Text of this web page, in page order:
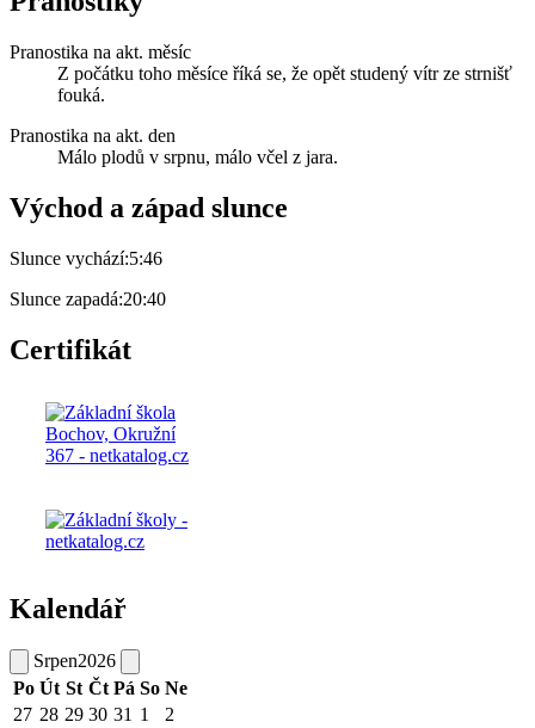
Pranostika na akt. měsíc
Z počátku toho měsíce říká se, že opět studený vítr ze strnišť
fouká.
Pranostika na akt. den
Málo plodů v srpnu, málo včel z jara.
Východ a západ slunce
Slunce vychází:5:46
Slunce zapadá:20:40
Certifikát
Kalendář
Srpen2026
Po Út St Čt Pá So Ne
27 28 29 30 31 1
2